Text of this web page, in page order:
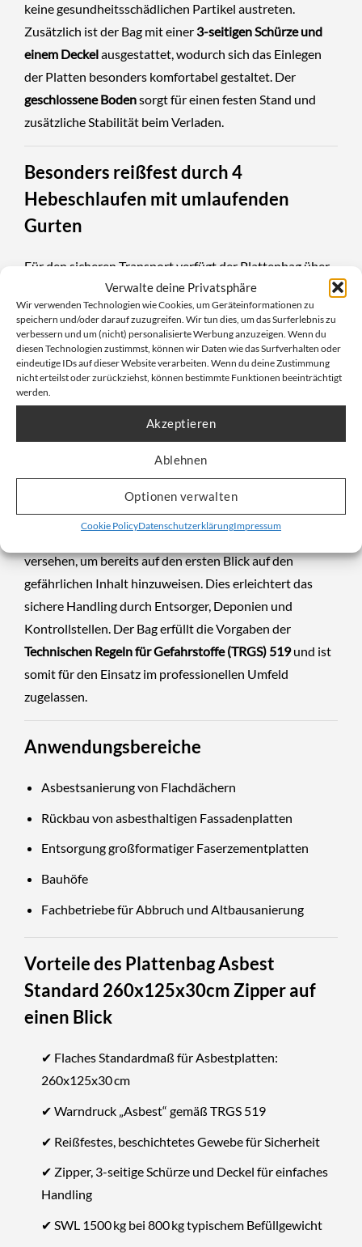
Verwalte deine Privatsphäre
Wir verwenden Technologien wie Cookies, um Geräteinformationen zu
speichern und/oder darauf zuzugreifen. Wir tun dies, um das Surferlebnis zu
verbessern und um (nicht) personalisierte Werbung anzuzeigen. Wenn du
diesen Technologien zustimmst, können wir Daten wie das Surfverhalten oder
eindeutige IDs auf dieser Website verarbeiten. Wenn du deine Zustimmung
nicht erteilst oder zurückziehst, können bestimmte Funktionen beeinträchtigt
werden.
Akzeptieren
Ablehnen
Optionen verwalten
Cookie PolicyDatenschutzerklärungImpressum
keine gesundheitsschädlichen Partikel austreten.
Zusätzlich ist der Bag mit einer 3-seitigen Schürze und
einem Deckelausgestattet, wodurch sich das Einlegen
der Platten besonders komfortabel gestaltet. Der
geschlossene Bodensorgt für einen festen Stand und
zusätzliche Stabilität beim Verladen.
Besonders reißfest durch 4
Hebeschlaufen mit umlaufenden
Gurten
Für den sicheren Transport verfügt der Plattenbag über
vier robuste Hebeschlaufen, die an zweiumlaufenden
Gurtbändernbefestigt sind. Diese Konstruktionsweise
verbessert die Lastverteilung und erhöht die
Reißfestigkeit im Vergleich zu herkömmlichen Big Bags
deutlich. Das bedeutet: mehr Sicherheit für Personal und
Material – auch bei widrigen Bedingungen auf der
Baustelle oder beim Heben mit Maschinen.
Warndruck & TRGS 519-konform
Der Plattenbag Asbest Standard 260x125x30cm Zipper
versehen, um bereits auf den ersten Blick auf den
gefährlichen Inhalt hinzuweisen. Dies erleichtert das
sichere Handling durch Entsorger, Deponien und
Kontrollstellen. Der Bag erfüllt die Vorgaben der
Technischen Regeln für Gefahrstoffe (TRGS) 519und ist
somit für den Einsatz im professionellen Umfeld
zugelassen.
Anwendungsbereiche
Asbestsanierung von Flachdächern
Rückbau von asbesthaltigen Fassadenplatten
Entsorgung großformatiger Faserzementplatten
Bauhöfe
Fachbetriebe für Abbruch und Altbausanierung
Vorteile des Plattenbag Asbest
Standard 260x125x30cm Zipper auf
einen Blick
✔ Flaches Standardmaß für Asbestplatten:
260x125x30 cm
✔ Warndruck „Asbest“ gemäß TRGS 519
✔ Reißfestes, beschichtetes Gewebe für Sicherheit
✔ Zipper, 3-seitige Schürze und Deckel für einfaches
Handling
✔ SWL 1500 kg bei 800 kg typischem Befüllgewicht